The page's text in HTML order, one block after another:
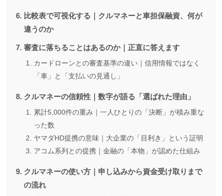
比較表で可視化する｜クルマネーと車担保融資、何が
違うのか
審査に落ちることはあるのか｜正直に答えます
カードローンとの審査基準の違い｜信用情報ではなく
「車」と「支払いの見通し」
クルマネーの信頼性｜数字が語る「選ばれた理由」
累計5,000件の重み｜一人ひとりの「決断」が積み重な
った数
ヤマダHD提携の意味｜大企業の「目利き」という証明
アコム系列との提携｜金融の「本物」が認めた仕組み
クルマネーの使い方｜申し込みから資金受け取りまで
の流れ